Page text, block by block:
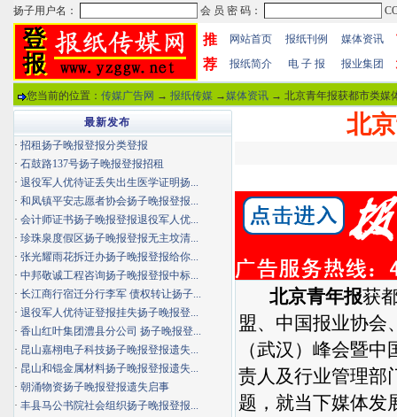
推
荐
网站首页 报纸刊例 媒体资讯
报纸简介 电 子 报 报业集团
您当前的位置： 传媒广告网 → 报纸传媒 →媒体资讯 → 北京青年报获都市类媒
北
北京青年报获
盟、中国报业协会
（武汉）峰会暨
责人及行业管理部
题，就当下媒体发
最新发布
· 招租扬子晚报登报分类登报
· 石鼓路137号扬子晚报登报招租
· 退役军人优待证丢失出生医学证明扬...
· 和凤镇平安志愿者协会扬子晚报登报...
· 会计师证书扬子晚报登报退役军人优...
· 珍珠泉度假区扬子晚报登报无主坟清...
· 张光耀雨花拆迁办扬子晚报登报给你...
· 中邦敬诚工程咨询扬子晚报登报中标...
· 长江商行宿迁分行李军 债权转让扬子...
· 退役军人优待证登报挂失扬子晚报登...
· 香山红叶集团澧县分公司 扬子晚报登...
· 昆山嘉栩电子科技扬子晚报登报遗失...
· 昆山和锟金属材料扬子晚报登报遗失...
· 朝涌物资扬子晚报登报遗失启事
· 丰县马公书院社会组织扬子晚报登报...